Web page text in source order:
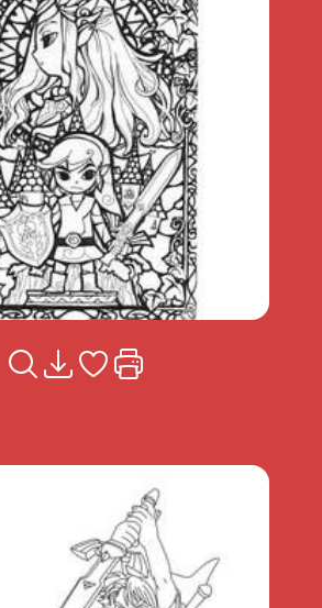
Voir la fiche
Télécharger
Ajouter à mes coups de
Imprimer